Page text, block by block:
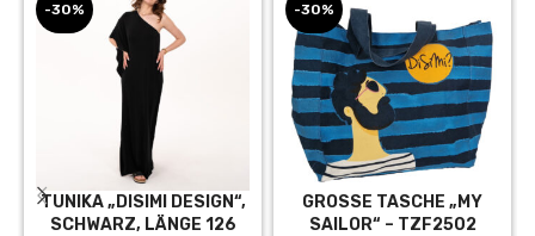
-30%
TUNIKA „DISIMI DESIGN“,
SCHWARZ, LÄNGE 126
-30%
GROSSE TASCHE „MY S
AILOR“ – TZF2502